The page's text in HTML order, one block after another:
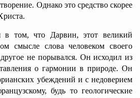
Однако это средство скорее
в том, что Дарвин, этот великий
смысле слова человеком своего
не порывался. Он исходил из
о гармонии в природе. Он
убеждений и с недоверием
будь то геологические